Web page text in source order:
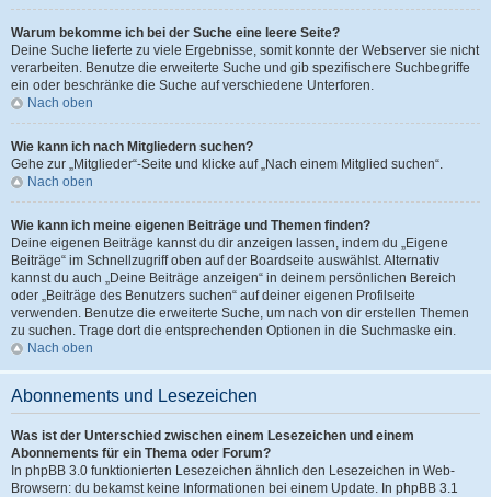
Warum bekomme ich bei der Suche eine leere Seite?
Deine Suche lieferte zu viele Ergebnisse, somit konnte der Webserver sie nicht
verarbeiten. Benutze die erweiterte Suche und gib spezifischere Suchbegriffe
ein oder beschränke die Suche auf verschiedene Unterforen.
Nach oben
Wie kann ich nach Mitgliedern suchen?
Gehe zur „Mitglieder“-Seite und klicke auf „Nach einem Mitglied suchen“.
Nach oben
Wie kann ich meine eigenen Beiträge und Themen finden?
Deine eigenen Beiträge kannst du dir anzeigen lassen, indem du „Eigene
Beiträge“ im Schnellzugriff oben auf der Boardseite auswählst. Alternativ
kannst du auch „Deine Beiträge anzeigen“ in deinem persönlichen Bereich
oder „Beiträge des Benutzers suchen“ auf deiner eigenen Profilseite
verwenden. Benutze die erweiterte Suche, um nach von dir erstellen Themen
zu suchen. Trage dort die entsprechenden Optionen in die Suchmaske ein.
Nach oben
Abonnements und Lesezeichen
Was ist der Unterschied zwischen einem Lesezeichen und einem
Abonnements für ein Thema oder Forum?
In phpBB 3.0 funktionierten Lesezeichen ähnlich den Lesezeichen in Web-
Browsern: du bekamst keine Informationen bei einem Update. In phpBB 3.1